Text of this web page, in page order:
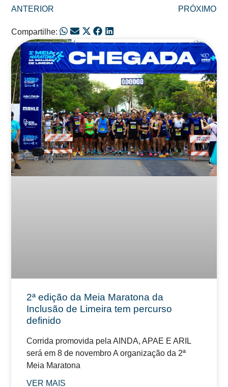
ANTERIOR PRÓXIMO
Compartilhe:
Posts Relacionados
2ª edição da Meia Maratona da
Inclusão de Limeira tem percurso
definido
Corrida promovida pela AINDA, APAE E ARIL
será em 8 de novembro A organização da 2ª
Meia Maratona
VER MAIS